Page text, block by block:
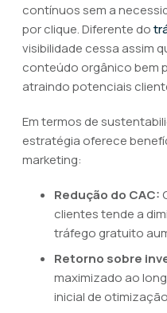
contínuos sem a
por clique. Diferente do
visibilidade cessa assim
conteúdo orgânico bem
atraindo potenciais
Em termos de
estratégia oferece
marketing:
Redução do CAC:
clientes tende a
tráfego gratuito
Retorno sobre
maximizado ao
inicial de